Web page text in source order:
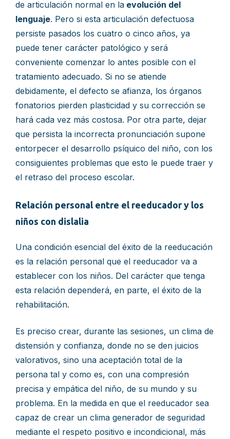
de articulación normal en la evolución del
lenguaje. Pero si esta articulación defectuosa
persiste pasados los cuatro o cinco años, ya
puede tener carácter patológico y será
conveniente comenzar lo antes posible con el
tratamiento adecuado. Si no se atiende
debidamente, el defecto se afianza, los órganos
fonatorios pierden plasticidad y su corrección se
hará cada vez más costosa. Por otra parte, dejar
que persista la incorrecta pronunciación supone
entorpecer el desarrollo psíquico del niño, con los
consiguientes problemas que esto le puede traer y
el retraso del proceso escolar.
Relación personal entre el reeducador y los
niños con dislalia
Una condición esencial del éxito de la reeducación
es la relación personal que el reeducador va a
establecer con los niños. Del carácter que tenga
esta relación dependerá, en parte, el éxito de la
rehabilitación.
Es preciso crear, durante las sesiones, un clima de
distensión y confianza, donde no se den juicios
valorativos, sino una aceptación total de la
persona tal y como es, con una compresión
precisa y empática del niño, de su mundo y su
problema. En la medida en que el reeducador sea
capaz de crear un clima generador de seguridad
mediante el respeto positivo e incondicional, más